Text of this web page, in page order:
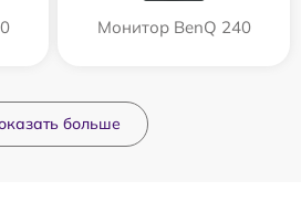
Монитор BenQ 240
больше